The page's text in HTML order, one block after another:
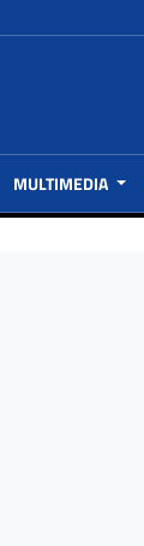
MULTIMEDIA